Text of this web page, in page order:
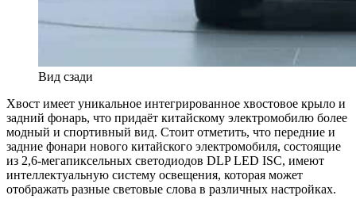
Вид сзади
Хвост имеет уникальное интегрированное хвостовое крыло и
задний фонарь, что придаёт китайскому электромобилю более
модный и спортивный вид. Стоит отметить, что передние и
задние фонари нового китайского электромобиля, состоящие
из 2,6-мегапиксельных светодиодов DLP LED ISC, имеют
интеллектуальную систему освещения, которая может
отображать разные световые слова в различных настройках.